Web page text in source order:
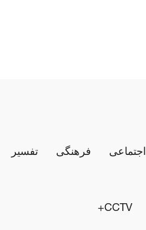
اجتماعی فرهنگی تفسیر
CCTV+